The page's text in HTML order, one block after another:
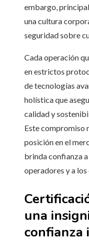
embargo,
una cultura
seguridad sobre
Cada operación
en estrictos
de tecnologías
holística que
calidad y
Este compromiso
posición en el
brinda confianza
operadores y a
una
confianza